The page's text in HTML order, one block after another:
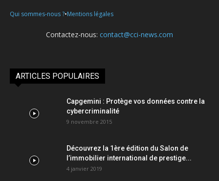
Qui sommes-nous ?•Mentions légales
Contactez-nous: contact@cci-news.com
ARTICLES POPULAIRES
Capgemini : Protège vos données contre la
cybercriminalité
9 novembre 2015
Découvrez la 1ère édition du Salon de
l’immobilier international de prestige...
4 janvier 2019